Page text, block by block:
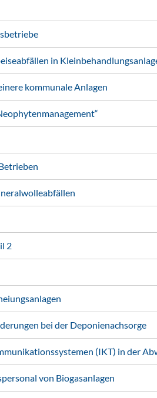
in
kommunale Anlagen
2
bei der Deponienachsorge
(IKT) in der
von Biogasanlagen